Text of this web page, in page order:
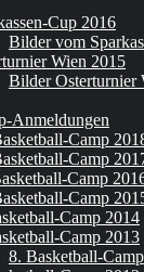
Cup 2016
Bilder vom
Wien 2015
Bilder Osterturnier
Anmeldungen
Camp
Camp
Camp
Camp
Camp 2014
Camp 2013
8. Basketball-